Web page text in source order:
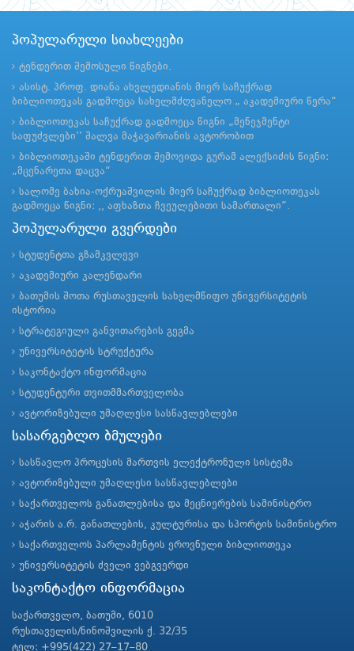
პოპულარული სიახლეები
ტენდერით შემოსული წიგნები.
ასისტ. პროფ. დიანა ახვლედიანის მიერ საჩუქრად
ბიბლიოთეკას გადმოეცა სახელმძღვანელო „ აკადემიური წერა“
ბიბლიოთეკას საჩუქრად გადმოეცა წიგნი „მენეჯმენტი
საფუძვლები’’ შალვა მაჭავარიანის ავტორობით
ბიბლიოთეკაში ტენდერით შემოვიდა გურამ ალექსიძის წიგნი:
„მცენარეთა დაცვა“
სალომე ბახია-ოქრუაშვილის მიერ საჩუქრად ბიბლიოთეკას
გადმოეცა წიგნი: ,, აფხაზთა ჩვეულებითი სამართალი”.
პოპულარული გვერდები
სტუდენტთა გზამკვლევი
აკადემიური კალენდარი
ბათუმის შოთა რუსთაველის სახელმწიფო უნივერსიტეტის
ისტორია
სტრატეგიული განვითარების გეგმა
უნივერსიტეტის სტრუქტურა
საკონტაქტო ინფორმაცია
სტუდენტური თვითმმართველობა
ავტორიზებული უმაღლესი სასწავლებლები
სასარგებლო ბმულები
სასწავლო პროცესის მართვის ელექტრონული სისტემა
ავტორიზებული უმაღლესი სასწავლებლები
საქართველოს განათლებისა და მეცნიერების სამინისტრო
აჭარის ა.რ. განათლების, კულტურისა და სპორტის სამინისტრო
საქართველოს პარლამენტის ეროვნული ბიბლიოთეკა
უნივერსიტეტის ძველი ვებგვერდი
საკონტაქტო ინფორმაცია
საქართველო, ბათუმი, 6010
რუსთაველის/ნინოშვილის ქ. 32/35
ტელ: +995(422) 27–17–80